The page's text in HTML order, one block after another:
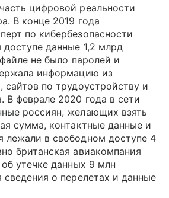
цифровой реальности
В конце 2019 года
по кибербезопасности
данные 1,2 млрд
не было паролей и
информацию из
сайтов по трудоустройству и
В феврале 2020 года в сети
россиян, желающих взять
сумма, контактные данные и
лежали в свободном доступе 4
британская авиакомпания
об утечке данных 9 млн
сведения о перелетах и данные